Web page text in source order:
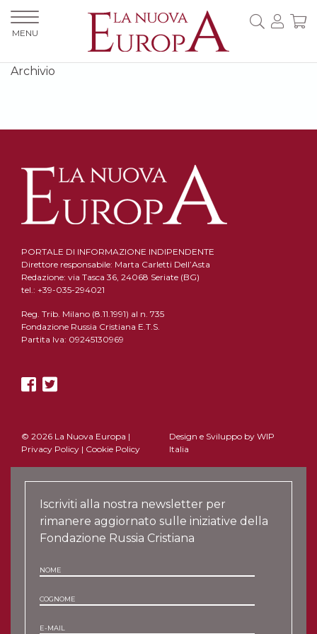
Archivio
PORTALE DI INFORMAZIONE INDIPENDENTE
Direttore responsabile: Marta Carletti Dell’Asta
Redazione: via Tasca 36, 24068 Seriate (BG)
tel.: +39-035-294021
Reg. Trib. Milano (8.11.1991) al n. 735
Fondazione Russia Cristiana E.T.S.
Partita Iva: 09245130969
© 2026 La Nuova Europa |
Privacy Policy | Cookie Policy
Design e Sviluppo by WIP
Italia
Iscriviti alla nostra newsletter per
rimanere aggiornato sulle iniziative della
Fondazione Russia Cristiana
NOME
COGNOME
E-MAIL
MENU